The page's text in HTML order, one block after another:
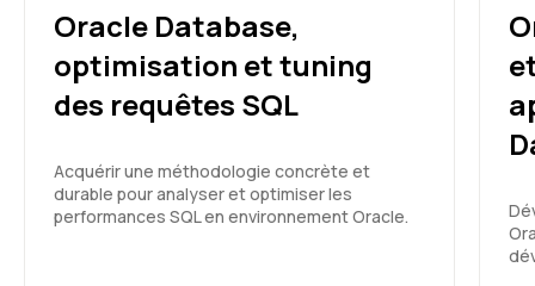
Oracle Database,
optimisation et tuning
des requêtes SQL
Acquérir une méthodologie concrète et
durable pour analyser et optimiser les
performances SQL en environnement Oracle.